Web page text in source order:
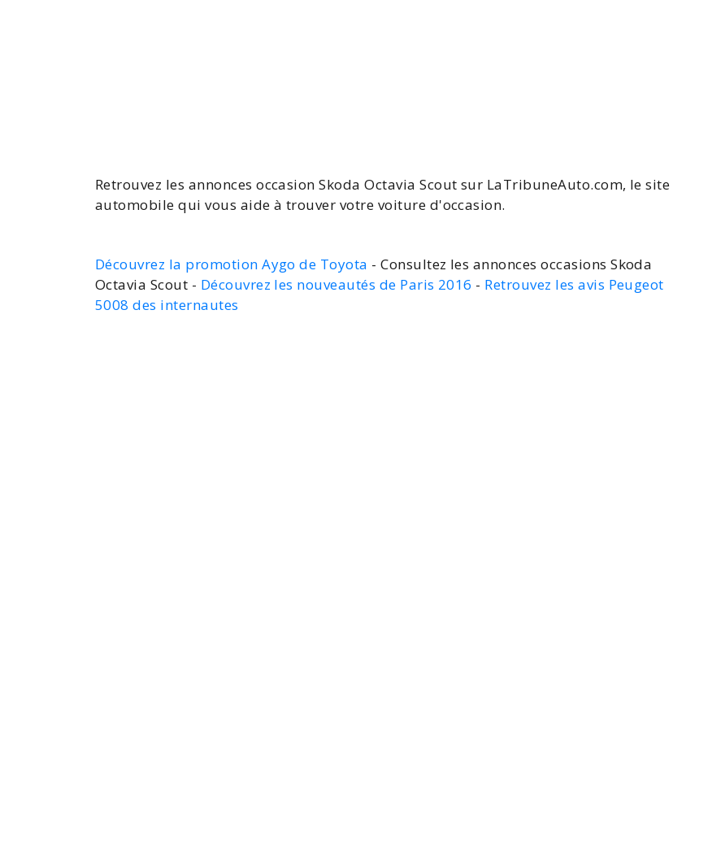
Retrouvez les annonces occasion Skoda Octavia Scout sur LaTribuneAuto.com, le site
automobile qui vous aide à trouver votre voiture d'occasion.
Découvrez la promotion Aygo de Toyota - Consultez les annonces occasions Skoda
Octavia Scout - Découvrez les nouveautés de Paris 2016 - Retrouvez les avis Peugeot
5008 des internautes